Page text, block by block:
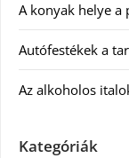
A konyak helye
Autófestékek a
Az alkoholos
Kategóriák